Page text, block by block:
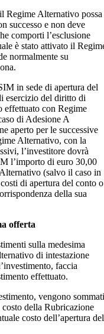
Regime Alternativo possa
successo e non deve
comporti l’esclusione
è stato attivato il
normalmente su
in sede di apertura del
esercizio del diritto di
effettuato con Regime
di Adesione A
aperto per le successive
Alternativo, con la
l’investitore dovrà
l’importo di euro 30,00
(salvo il caso in
di apertura del conto o
della sua
offerta
sulla medesima
di intestazione
faccia
effettuato.
vengono sommati
della Rubricazione
costo dell’apertura del